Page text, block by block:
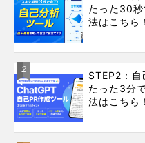
たった30
法はこちら！
2
STEP2：自
たった3分
法はこちら！